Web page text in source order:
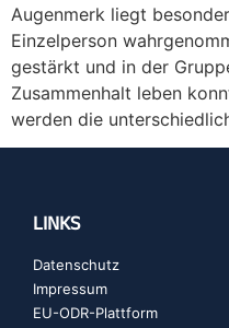
Augenmerk liegt
Einzelperson
gestärkt und in der
Zusammenhalt leben
werden die
LINKS
Datenschutz
Impressum
EU-ODR-Plattform